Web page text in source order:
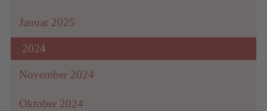
Januar 2025
2024
November 2024
Oktober 2024